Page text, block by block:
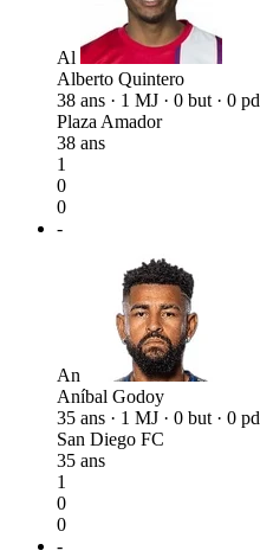
Al
Alberto Quintero
38 ans · 1 MJ · 0 but · 0 pd
Plaza Amador
38 ans
1
0
0
-
An
Aníbal Godoy
35 ans · 1 MJ · 0 but · 0 pd
San Diego FC
35 ans
1
0
0
-